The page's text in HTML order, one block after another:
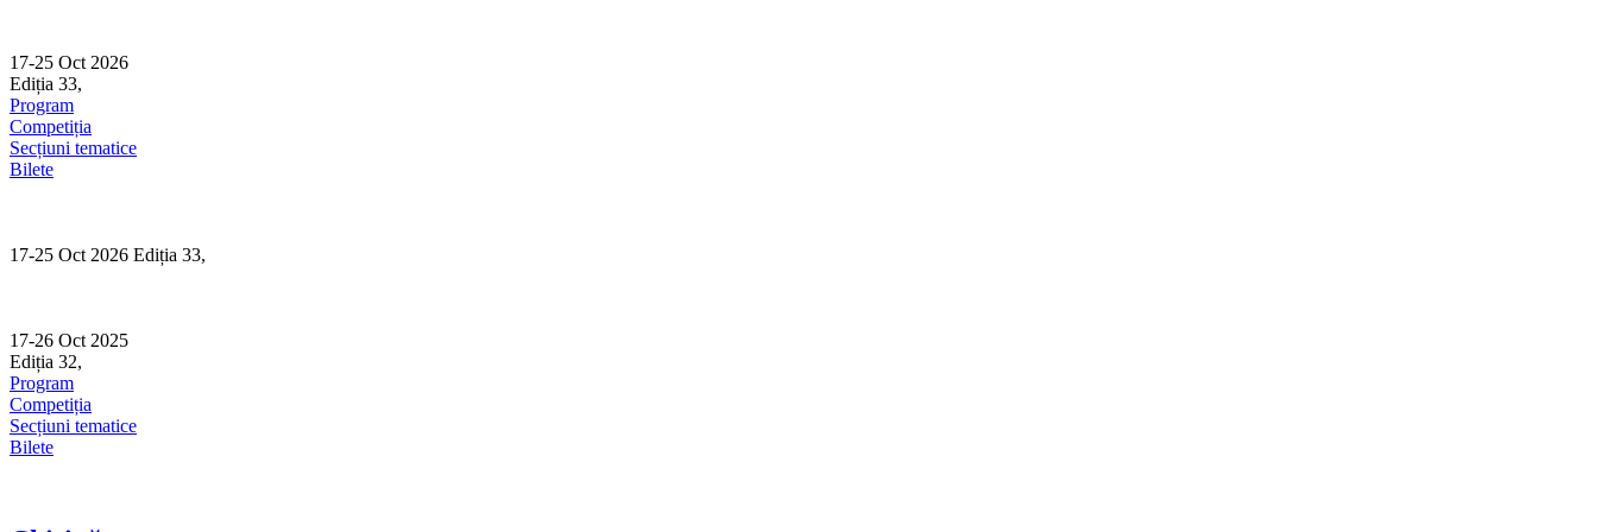
content
17-25 Oct 2026
Ediția 33,
Program
Competiția
Secțiuni tematice
Bilete
17-25 Oct 2026 Ediția 33,
17-26 Oct 2025
Ediția 32,
Program
Competiția
Secțiuni tematice
Bilete